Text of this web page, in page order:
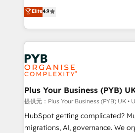
to your needs and sales
certifications, we are part of the
services are offered in both
Elite Solutions Partner for
migrate, replatform, and scale
in high-impact CRM and CMS
onboarding from platforms like
Zoho, Pardot, Marketo, Microsoft
WordPress and legacy CRMs,
systems into unified, growth-
architectures that accelerate
performance. - Multi-object CRM migration, cleanup,
and implementation. - Pre-built
integrations across your full tech
Elite4.9
Plus Your Business (PYB)
提供元：Plus Your Business (PYB) UK •
HubSpot getting complicated?
migrations, AI, governance. We organise that